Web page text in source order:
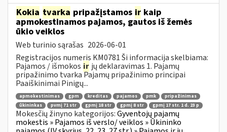
Kokia tvarka pripažįstamos ir kaip
apmokestinamos pajamos, gautos iš žemės
ūkio veiklos
Web turinio sąrašas 2026-06-01
Registracijos numeris KM0781 Ši informacija skelbiama:
Pajamos / išmokos ir jų deklaravimas 1. Pajamų
pripažinimo tvarka Pajamų pripažinimo principai
Paaiškinimai Pinigų...
apmokestinimas gpm kreditas pajamos pmk
pripažinimas
ūkininkas
pvmį 71 str gpmį 18 str gpmį 8 str gpmį 17 str. 1 d. 23 p
Mokesčių žinyno kategorijos:Gyventojų pajamų
mokestis » Pajamos iš verslo/ veiklos » Ūkininko